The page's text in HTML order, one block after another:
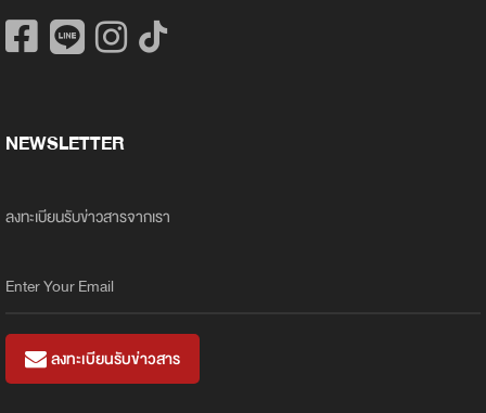
NEWSLETTER
ลงทะเบียนรับข่าวสารจากเรา
ลงทะเบียนรับข่าวสาร